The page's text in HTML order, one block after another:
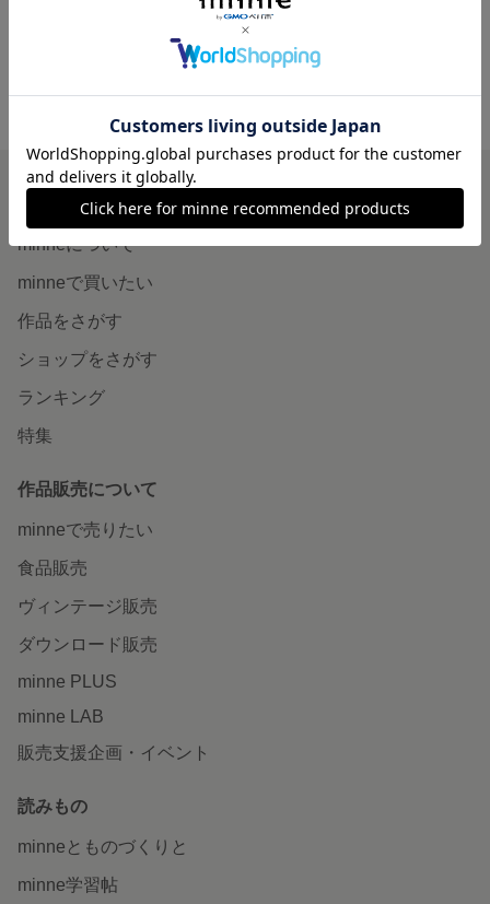
MOCKOUBOU'S GALLERY の作品一覧
minneを知る
minneについて
minneで買いたい
作品をさがす
ショップをさがす
ランキング
特集
作品販売について
minneで売りたい
食品販売
ヴィンテージ販売
ダウンロード販売
minne PLUS
minne LAB
販売支援企画・イベント
読みもの
minneとものづくりと
minne学習帖